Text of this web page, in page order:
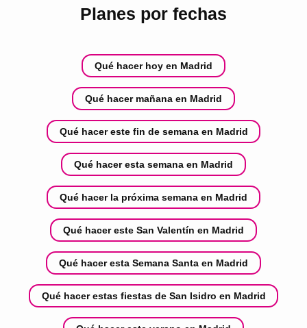
Planes por fechas
Qué hacer hoy en Madrid
Qué hacer mañana en Madrid
Qué hacer este fin de semana en Madrid
Qué hacer esta semana en Madrid
Qué hacer la próxima semana en Madrid
Qué hacer este San Valentín en Madrid
Qué hacer esta Semana Santa en Madrid
Qué hacer estas fiestas de San Isidro en Madrid